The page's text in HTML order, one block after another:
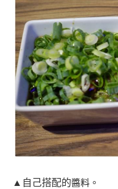
▲自己搭配的醬料。